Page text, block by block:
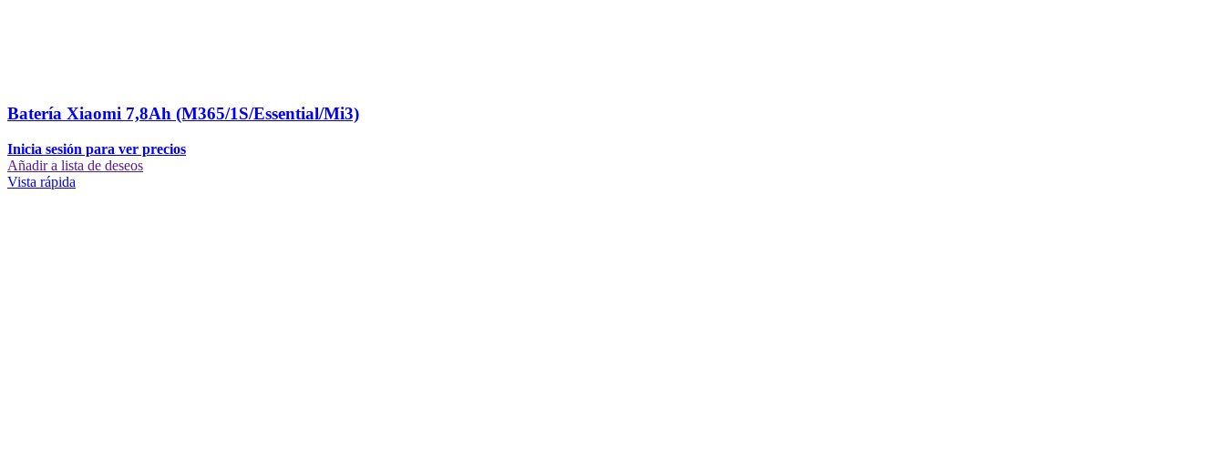
Batería Xiaomi 7,8Ah (M365/1S/Essential/Mi3)
Inicia sesión para ver precios
Añadir a lista de deseos
Vista rápida